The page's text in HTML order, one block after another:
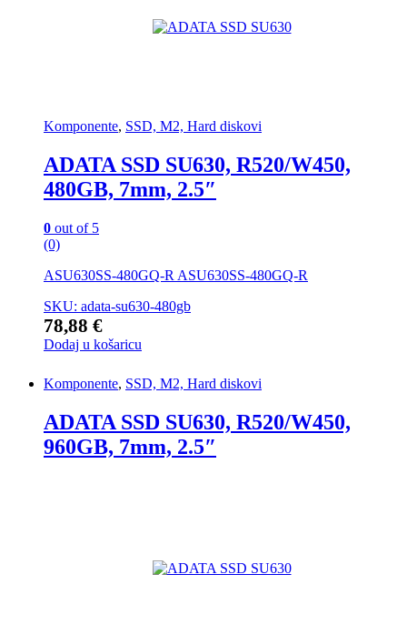
Komponente, SSD, M2, Hard diskovi
ADATA SSD SU630, R520/W450,
480GB, 7mm, 2.5″
0 out of 5
(0)
ASU630SS-480GQ-R ASU630SS-480GQ-R
SKU: adata-su630-480gb
78,88 €
Dodaj u košaricu
Komponente, SSD, M2, Hard diskovi
ADATA SSD SU630, R520/W450,
960GB, 7mm, 2.5″